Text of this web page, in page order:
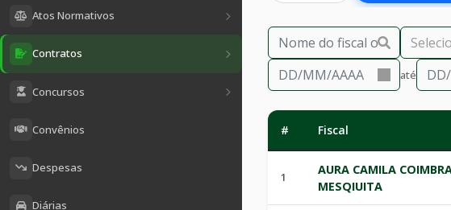
Atos Normativos
Contratos
Concursos
Convênios
Despesas
Diárias
até
# Fiscal
1
AURA CAMILA
MESQIUITA